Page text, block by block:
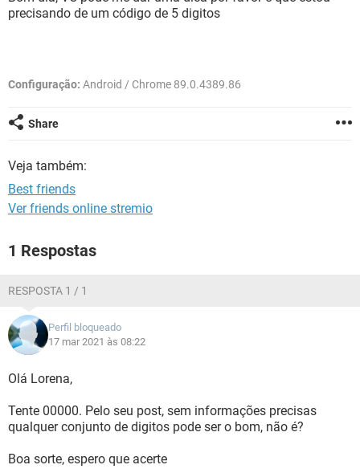
GUIA DE COMPRAS
OUTLOOK EXCEL
CELULAR FACEBOOK
precisando de um código de 5 digitos
Configuração: Android / Chrome 89.0.4389.86
Share
Veja também:
Best friends
Ver friends online stremio
1 Respostas
RESPOSTA 1 / 1
Perfil bloqueado
17 mar 2021 às 08:22
Olá Lorena,
Tente 00000. Pelo seu post, sem informações precisas
qualquer conjunto de digitos pode ser o bom, não é?
Boa sorte, espero que acerte